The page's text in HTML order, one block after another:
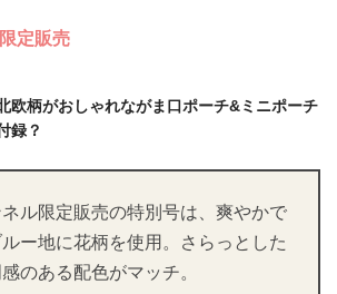
定販売
欧柄がおしゃれながま口ポーチ&ミニポーチ
録？
ル限定販売の特別号は、爽やかで
ー地に花柄を使用。さらっとした
のある配色がマッチ。